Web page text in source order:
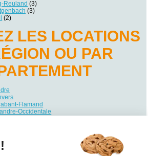
Reuland (3)
(3)
(2)
LES LOCATIONS
OU PAR
Flamand
Occidentale
Wallon